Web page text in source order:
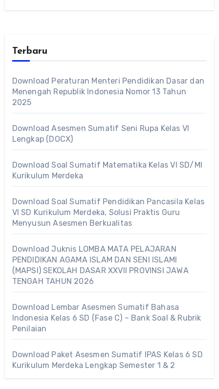
Terbaru
Download Peraturan Menteri Pendidikan Dasar dan
Menengah Republik Indonesia Nomor 13 Tahun
2025
Download Asesmen Sumatif Seni Rupa Kelas VI
Lengkap (DOCX)
Download Soal Sumatif Matematika Kelas VI SD/MI
Kurikulum Merdeka
Download Soal Sumatif Pendidikan Pancasila Kelas
VI SD Kurikulum Merdeka, Solusi Praktis Guru
Menyusun Asesmen Berkualitas
Download Juknis LOMBA MATA PELAJARAN
PENDIDIKAN AGAMA ISLAM DAN SENI ISLAMI
(MAPSI) SEKOLAH DASAR XXVII PROVINSI JAWA
TENGAH TAHUN 2026
Download Lembar Asesmen Sumatif Bahasa
Indonesia Kelas 6 SD (Fase C) – Bank Soal & Rubrik
Penilaian
Download Paket Asesmen Sumatif IPAS Kelas 6 SD
Kurikulum Merdeka Lengkap Semester 1 & 2